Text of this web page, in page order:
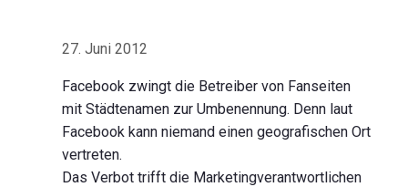
27. Juni 2012
Facebook zwingt die Betreiber von Fanseiten
mit Städtenamen zur Umbenennung. Denn laut
Facebook kann niemand einen geografischen Ort
vertreten.
Das Verbot trifft die Marketingverantwortlichen